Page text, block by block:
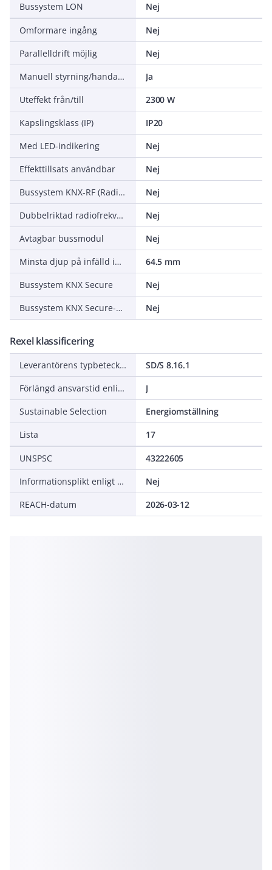
Bussystem LON
Nej
Omformare ingång
Nej
Parallelldrift möjlig
Nej
Manuell styrning/handaktivering
Ja
Uteffekt från/till
2300 W
Kapslingsklass (IP)
IP20
Med LED-indikering
Nej
Effekttillsats användbar
Nej
Bussystem KNX-RF (Radiofrekvens)
Nej
Dubbelriktad radiofrekvens
Nej
Avtagbar bussmodul
Nej
Minsta djup på infälld installationsdosa
64.5 mm
Bussystem KNX Secure
Nej
Bussystem KNX Secure-RF (Radiofrekvens)
Nej
Rexel klassificering
Leverantörens typbeteckning
SD/S 8.16.1
Förlängd ansvarstid enligt ALEM-09
J
Sustainable Selection
Energiomställning
Lista
17
UNSPSC
43222605
Informationsplikt enligt REACH
Nej
REACH-datum
2026-03-12